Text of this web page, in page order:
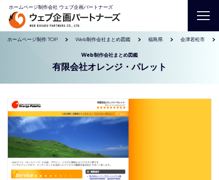
ホームページ制作会社 ウェブ企画パートナーズ
ホームページ制作 TOP Web制作会社まとめ図鑑 福島県 会津若松市
Web制作会社まとめ図鑑
有限会社オレンジ・パレット